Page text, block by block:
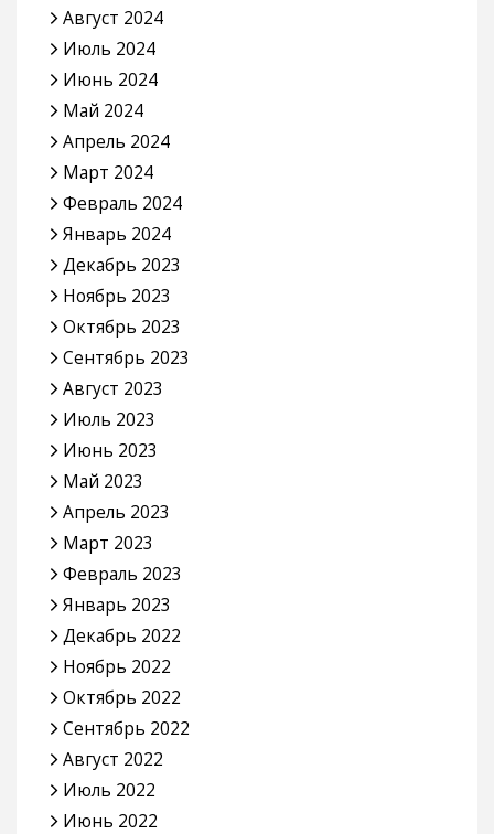
Август 2024
Июль 2024
Июнь 2024
Май 2024
Апрель 2024
Март 2024
Февраль 2024
Январь 2024
Декабрь 2023
Ноябрь 2023
Октябрь 2023
Сентябрь 2023
Август 2023
Июль 2023
Июнь 2023
Май 2023
Апрель 2023
Март 2023
Февраль 2023
Январь 2023
Декабрь 2022
Ноябрь 2022
Октябрь 2022
Сентябрь 2022
Август 2022
Июль 2022
Июнь 2022